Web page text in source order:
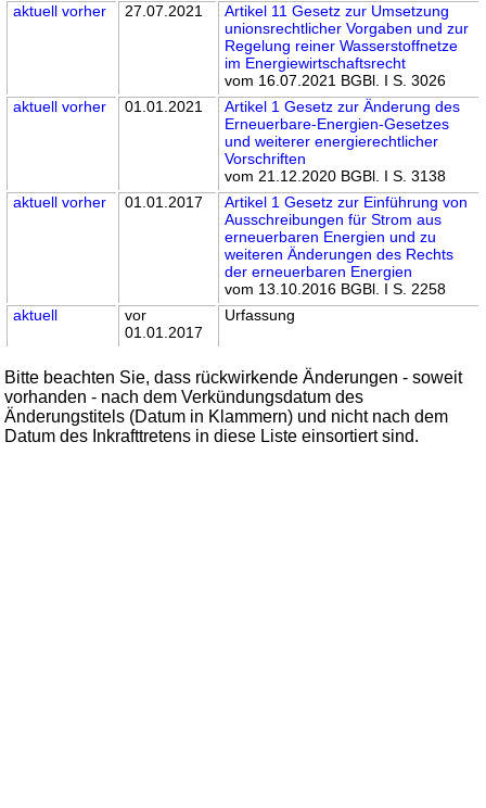
aktuell vorher 27.07.2021
Artikel 11 Gesetz zur Umsetzung
unionsrechtlicher Vorgaben und zur
Regelung reiner Wasserstoffnetze
im Energiewirtschaftsrecht
vom 16.07.2021 BGBl. I S. 3026
aktuell vorher 01.01.2021
Artikel 1 Gesetz zur Änderung des
Erneuerbare-Energien-Gesetzes
und weiterer energierechtlicher
Vorschriften
vom 21.12.2020 BGBl. I S. 3138
aktuell vorher 01.01.2017
Artikel 1 Gesetz zur Einführung von
Ausschreibungen für Strom aus
erneuerbaren Energien und zu
weiteren Änderungen des Rechts
der erneuerbaren Energien
vom 13.10.2016 BGBl. I S. 2258
aktuell
vor
01.01.2017
Urfassung
Bitte beachten Sie, dass rückwirkende Änderungen - soweit
vorhanden - nach dem Verkündungsdatum des
Änderungstitels (Datum in Klammern) und nicht nach dem
Datum des Inkrafttretens in diese Liste einsortiert sind.